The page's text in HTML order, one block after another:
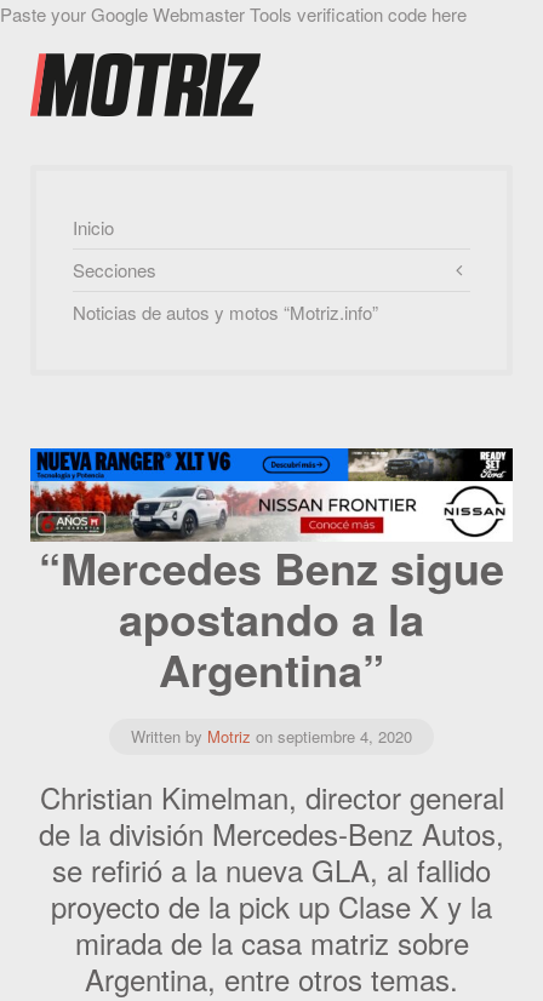
Paste your Google Webmaster Tools verification code here
Inicio
Secciones
Noticias de autos y motos “Motriz.info”
“Mercedes Benz sigue
apostando a la
Argentina”
Written by Motriz on septiembre 4, 2020
Christian Kimelman, director general
de la división Mercedes-Benz Autos,
se refirió a la nueva GLA, al fallido
proyecto de la pick up Clase X y la
mirada de la casa matriz sobre
Argentina, entre otros temas.